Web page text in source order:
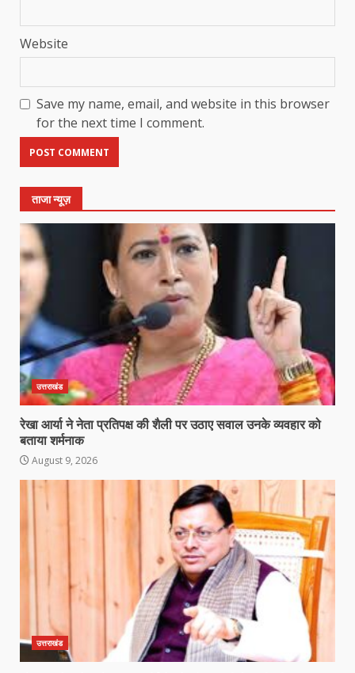
Website
Save my name, email, and website in this browser
for the next time I comment.
ताजा न्यूज़
उत्तराखंड
रेखा आर्या ने नेता प्रतिपक्ष की शैली पर उठाए सवाल उनके व्यवहार को
बताया शर्मनाक
August 9, 2026
उत्तराखंड